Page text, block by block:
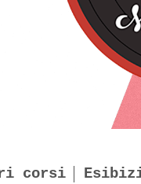
corsi